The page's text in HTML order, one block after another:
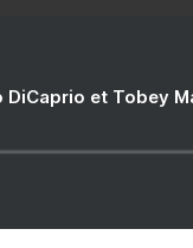
DiCaprio et Tobey